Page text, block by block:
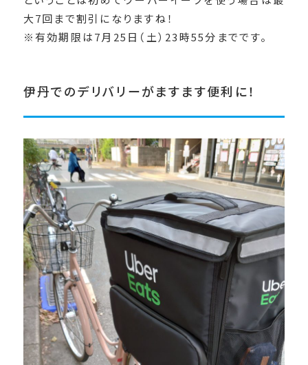
大7回まで割引になりますね！
※有効期限は7月25日（土）23時55分までです。
伊丹でのデリバリーがますます便利に！